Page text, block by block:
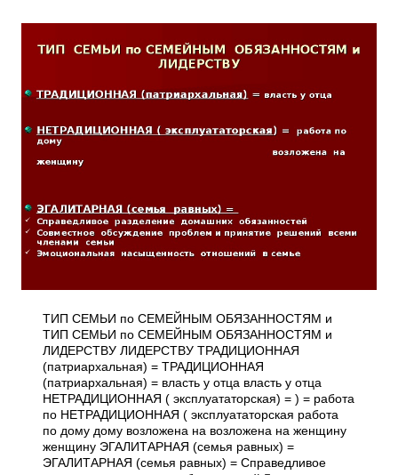
ТИП СЕМЬИ по СЕМЕЙНЫМ ОБЯЗАННОСТЯМ и
ТИП СЕМЬИ по СЕМЕЙНЫМ ОБЯЗАННОСТЯМ и
ЛИДЕРСТВУ ЛИДЕРСТВУ ТРАДИЦИОННАЯ
(патриархальная) = ТРАДИЦИОННАЯ
(патриархальная) = власть у отца власть у отца
НЕТРАДИЦИОННАЯ ( эксплуататорская) = ) = работа
по НЕТРАДИЦИОННАЯ ( эксплуататорская работа
по дому дому возложена на возложена на женщину
женщину ЭГАЛИТАРНАЯ (семья равных) =
ЭГАЛИТАРНАЯ (семья равных) = Справедливое